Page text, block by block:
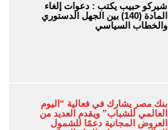
شيركو حبيب يكتب : دعوات إلغاء
المادة (140) بين الجهل الدستوري
والخطاب السياسي
بنك مصر يشارك في فعالية “اليوم
العالمي للشباب” ويقدم العديد من
العروض المجانية دعمًا للشمول